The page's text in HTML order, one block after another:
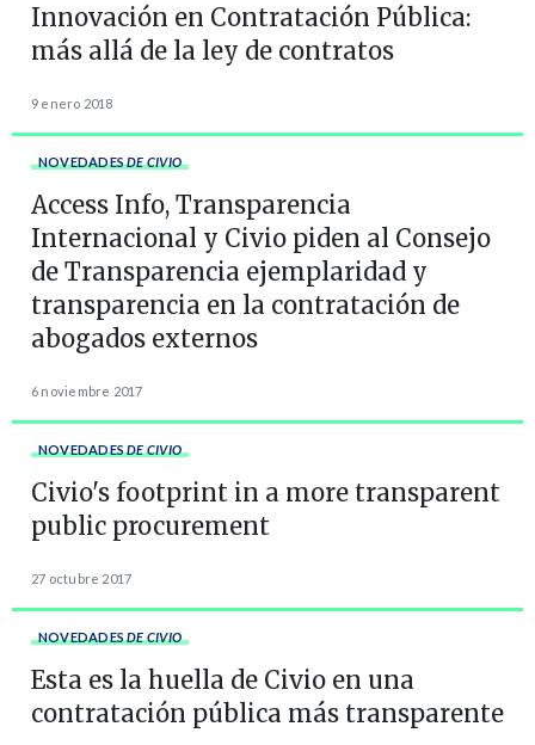
Innovación en Contratación Pública:
más allá de la ley de contratos
9 enero 2018
NOVEDADES DE CIVIO
Access Info, Transparencia
Internacional y Civio piden al Consejo
de Transparencia ejemplaridad y
transparencia en la contratación de
abogados externos
6 noviembre 2017
NOVEDADES DE CIVIO
Civio's footprint in a more transparent
public procurement
27 octubre 2017
NOVEDADES DE CIVIO
Esta es la huella de Civio en una
contratación pública más transparente